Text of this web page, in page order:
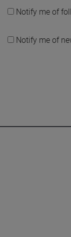
Notify me of
Notify me of